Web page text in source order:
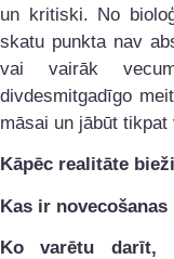
un kritiski. No
skatu punkta nav
vai vairāk
divdesmitgadīgo
māsai un jābūt
Kāpēc realitāte
Kas ir
Ko varētu darīt,